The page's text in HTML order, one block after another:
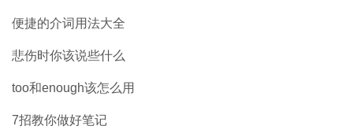
便捷的介词用法大全
悲伤时你该说些什么
too和enough该怎么用
7招教你做好笔记